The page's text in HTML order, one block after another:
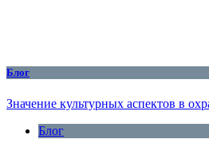
Блог
Значение культурных аспектов в
Блог